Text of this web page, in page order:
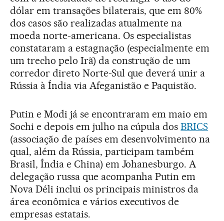
dólar em transações bilaterais, que em 80%
dos casos são realizadas atualmente na
moeda norte-americana. Os especialistas
constataram a estagnação (especialmente em
um trecho pelo Irã) da construção de um
corredor direto Norte-Sul que deverá unir a
Rússia à Índia via Afeganistão e Paquistão.
Putin e Modi já se encontraram em maio em
Sochi e depois em julho na cúpula dosBRICS
(associação de países em desenvolvimento na
qual, além da Rússia, participam também
Brasil, Índia e China) em Johanesburgo. A
delegação russa que acompanha Putin em
Nova Déli inclui os principais ministros da
área econômica e vários executivos de
empresas estatais.